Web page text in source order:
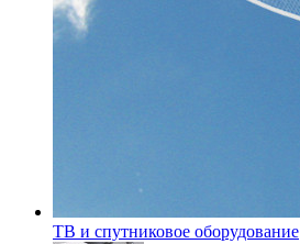
ТВ и спутниковое оборудование